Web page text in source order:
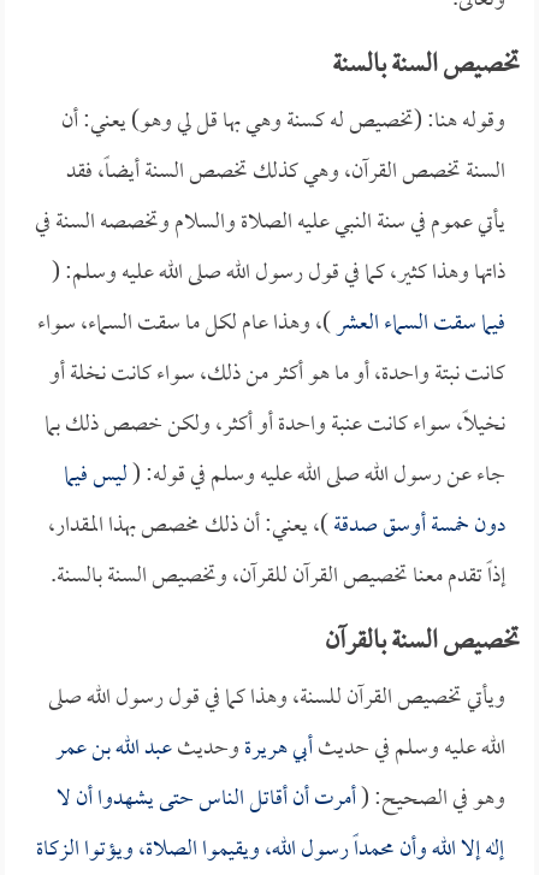
تخصيص السنة بالسنة
وقوله هنا: (تخصيص له كسنة وهي بها قل لي وهو) يعني: أن
السنة تخصص القرآن، وهي كذلك تخصص السنة أيضاً، فقد
يأتي عموم في سنة النبي عليه الصلاة والسلام وتخصصه السنة في
ذاتها وهذا كثير، كما في قول رسول الله صلى الله عليه وسلم: (
فيما سقت السماء العشر)، وهذا عام لكل ما سقت السماء، سواء
كانت نبتة واحدة، أو ما هو أكثر من ذلك، سواء كانت نخلة أو
نخيلاً، سواء كانت عنبة واحدة أو أكثر، ولكن خصص ذلك بما
جاء عن رسول الله صلى الله عليه وسلم في قوله: (ليس فيما
دون خمسة أوسق صدقة)، يعني: أن ذلك مخصص بهذا المقدار،
إذاً تقدم معنا تخصيص القرآن للقرآن، وتخصيص السنة بالسنة.
تخصيص السنة بالقرآن
ويأتي تخصيص القرآن للسنة، وهذا كما في قول رسول الله صلى
الله عليه وسلم في حديثأبي هريرةوحديثعبد الله بن عمر
وهو في الصحيح: (أمرت أن أقاتل الناس حتى يشهدوا أن لا
إله إلا الله وأن محمداً رسول الله، ويقيموا الصلاة، ويؤتوا الزكاة